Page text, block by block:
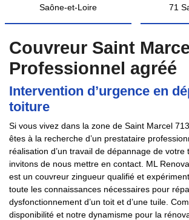
Saône-et-Loire
71
Couvreur Saint
Professionnel agréé
Intervention d’urgence en
toiture
Si vous vivez dans la zone de Saint Marcel
êtes à la recherche d’un prestataire
réalisation d’un travail de dépannage de votre
invitons de nous mettre en contact. ML
est un couvreur zingueur qualifié et
toute les connaissances nécessaires pour
dysfonctionnement d’un toit et d’une tuile.
disponibilité et notre dynamisme pour la